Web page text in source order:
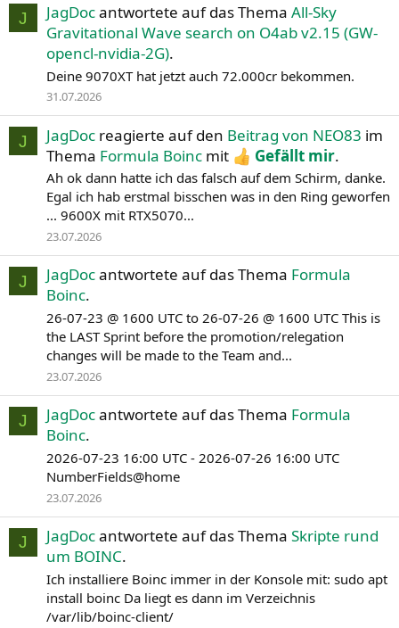
J JagDocantwortete auf das Thema All-Sky
Gravitational Wave search on O4ab v2.15 (GW-
opencl-nvidia-2G).
Deine 9070XT hat jetzt auch 72.000cr bekommen.
31.07.2026
J JagDoc reagierte auf den Beitrag von NEO83 im
Thema Formula Boinc mit Gefällt mir.
Ah ok dann hatte ich das falsch auf dem Schirm, danke.
Egal ich hab erstmal bisschen was in den Ring geworfen
... 9600X mit RTX5070...
23.07.2026
J JagDocantwortete auf das Thema Formula
Boinc.
26-07-23 @ 1600 UTC to 26-07-26 @ 1600 UTC This is
the LAST Sprint before the promotion/relegation
changes will be made to the Team and...
23.07.2026
J JagDocantwortete auf das Thema Formula
Boinc.
2026-07-23 16:00 UTC - 2026-07-26 16:00 UTC
NumberFields@home
23.07.2026
J JagDocantwortete auf das Thema Skripte rund
um BOINC.
Ich installiere Boinc immer in der Konsole mit: sudo apt
install boinc Da liegt es dann im Verzeichnis
/var/lib/boinc-client/